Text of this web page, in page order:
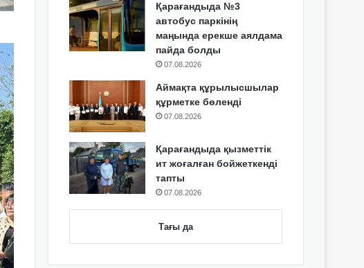
Қарағандыда №3
автобус паркінің
маңында ерекше аялдама
пайда болды
07.08.2026
Аймақта құрылысшылар
құрметке бөленді
07.08.2026
Қарағандыда қызметтік
ит жоғалған бойжеткенді
тапты
07.08.2026
Тағы да